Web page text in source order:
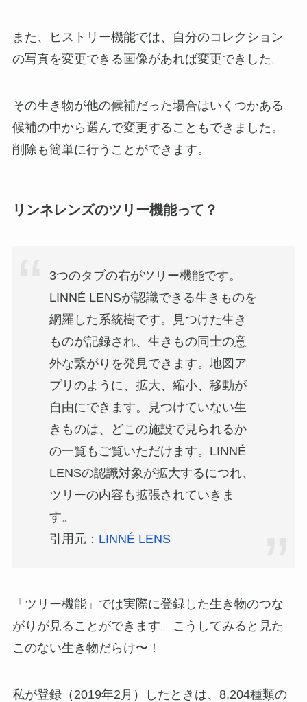
また、ヒストリー機能では、自分のコレクション
の写真を変更できる画像があれば変更できした。
その生き物が他の候補だった場合はいくつかある
候補の中から選んで変更することもできました。
削除も簡単に行うことができます。
リンネレンズのツリー機能って？
3つのタブの右がツリー機能です。
LINNÉ LENSが認識できる生きものを
網羅した系統樹です。見つけた生き
ものが記録され、生きもの同士の意
外な繋がりを発見できます。地図ア
プリのように、拡大、縮小、移動が
自由にできます。見つけていない生
きものは、どこの施設で見られるか
の一覧もご覧いただけます。LINNÉ
LENSの認識対象が拡大するにつれ、
ツリーの内容も拡張されていきま
す。
引用元： LINNÉ LENS
「ツリー機能」では実際に登録した生き物のつな
がりが見ることができます。こうしてみると見た
このない生き物だらけ〜！
私が登録（2019年2月）したときは、8,204種類の